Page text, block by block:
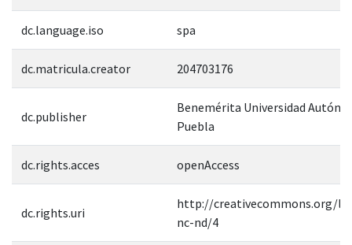
dc.language.iso spa
dc.matricula.creator 204703176
dc.publisher
Benemérita Universidad
Puebla
dc.rights.acces openAccess
dc.rights.uri
http://creativecommons.org/
nc-nd/4